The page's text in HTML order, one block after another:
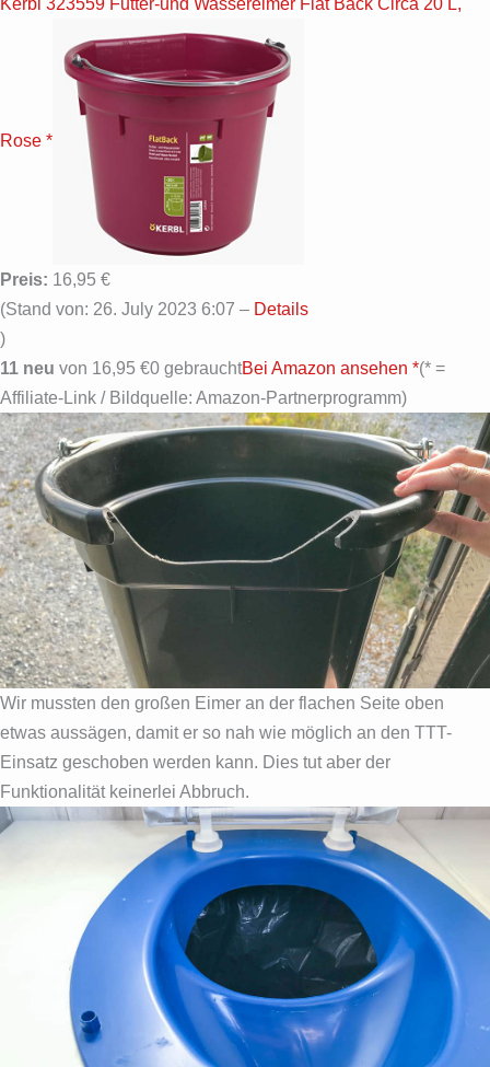
Rose *
Preis: 16,95 €
(Stand von: 26. July 2023 6:07 – Details
)
11 neu von 16,95 €0 gebrauchtBei Amazon ansehen *(* =
Affiliate-Link / Bildquelle: Amazon-Partnerprogramm)
Wir mussten den großen Eimer an der flachen Seite oben
etwas aussägen, damit er so nah wie möglich an den TTT-
Einsatz geschoben werden kann. Dies tut aber der
Funktionalität keinerlei Abbruch.